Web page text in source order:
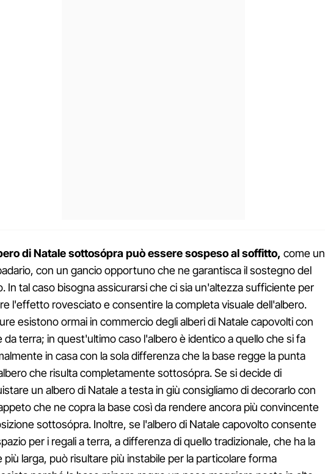
di Natale sottosópra può essere sospeso al soffitto, come un
con un gancio opportuno che ne garantisca il sostegno del
In tal caso bisogna assicurarsi che ci sia un'altezza sufficiente per
l'effetto rovesciato e consentire la completa visuale dell'albero.
esistono ormai in commercio degli alberi di Natale capovolti con
da terra; in quest'ultimo caso l'albero è identico a quello che si fa
in casa con la sola differenza che la base regge la punta
che risulta completamente sottosópra. Se si decide di
un albero di Natale a testa in giù consigliamo di decorarlo con
che ne copra la base così da rendere ancora più convincente
sottosópra. Inoltre, se l'albero di Natale capovolto consente
per i regali a terra, a differenza di quello tradizionale, che ha la
più larga, può risultare più instabile per la particolare forma